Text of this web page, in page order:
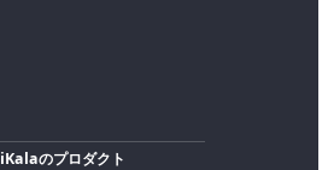
iKalaのプロダクト